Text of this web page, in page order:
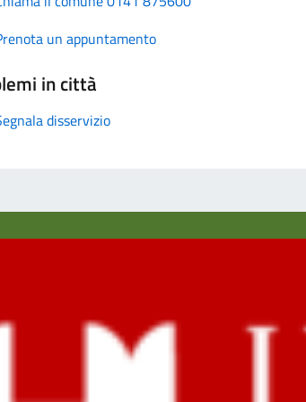
un appuntamento
in città
disservizio